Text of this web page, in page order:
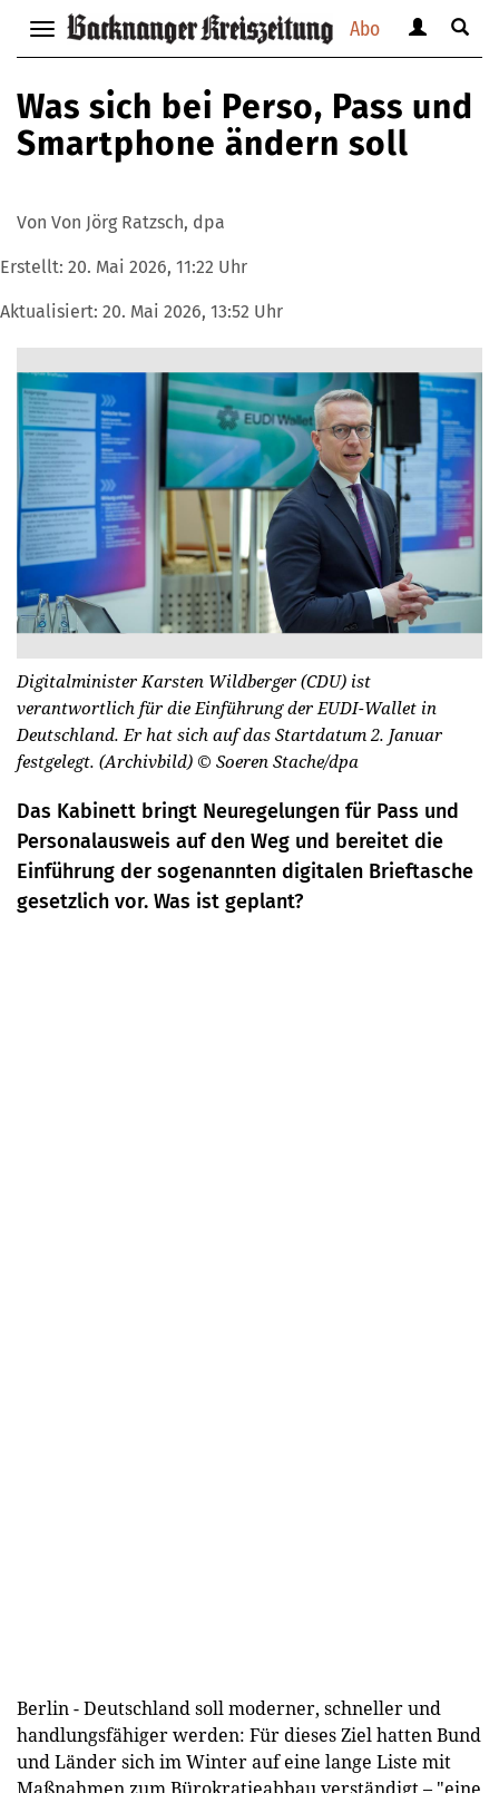
Abo
Navigation
anzeigen
verbergen
anzeigen
verbergen
Suche
Was sich bei Perso, Pass und
Smartphone ändern soll
Von Von Jörg Ratzsch, dpa
Erstellt: 20. Mai 2026, 11:22 Uhr
Aktualisiert: 20. Mai 2026, 13:52 Uhr
Digitalminister Karsten Wildberger (CDU) ist
verantwortlich für die Einführung der EUDI-Wallet in
Deutschland. Er hat sich auf das Startdatum 2. Januar
festgelegt. (Archivbild) © Soeren Stache/dpa
Das Kabinett bringt Neuregelungen für Pass und
Personalausweis auf den Weg und bereitet die
Einführung der sogenannten digitalen Brieftasche
gesetzlich vor. Was ist geplant?
Berlin - Deutschland soll moderner, schneller und
handlungsfähiger werden: Für dieses Ziel hatten Bund
und Länder sich im Winter auf eine lange Liste mit